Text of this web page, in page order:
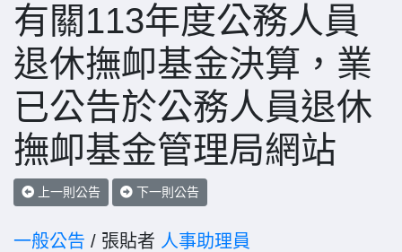
有關113年度公務人員
退休撫卹基金決算，業
已公告於公務人員退休
撫卹基金管理局網站
上一則公告 下一則公告
一般公告 / 張貼者 人事助理員